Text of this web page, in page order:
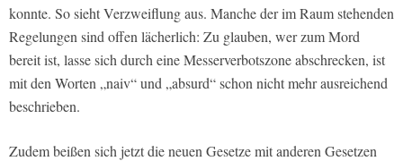
konnte. So sieht Verzweiflung aus. Manche der im Raum stehenden
Regelungen sind offen lächerlich: Zu glauben, wer zum Mord
bereit ist, lasse sich durch eine Messerverbotszone abschrecken, ist
mit den Worten „naiv“ und „absurd“ schon nicht mehr ausreichend
beschrieben.
Zudem beißen sich jetzt die neuen Gesetze mit anderen Gesetzen